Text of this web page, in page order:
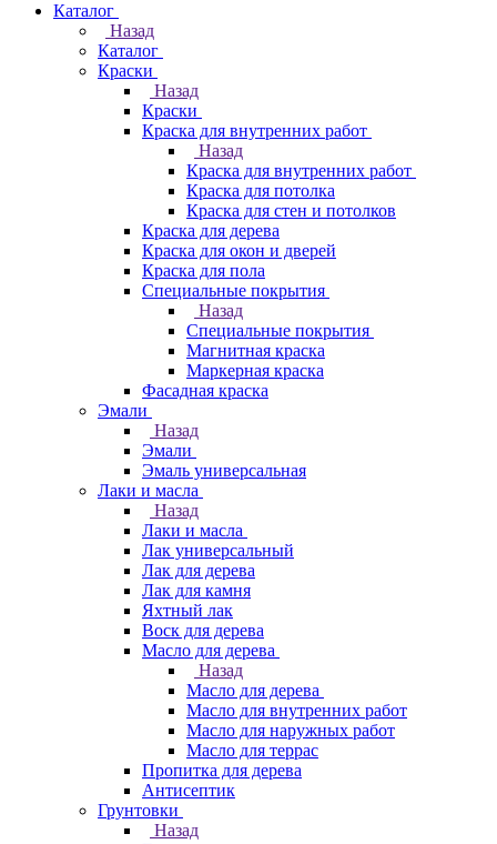
Каталог
Назад
Каталог
Краски
Назад
Краски
Краска для внутренних работ
Назад
Краска для внутренних работ
Краска для потолка
Краска для стен и потолков
Краска для дерева
Краска для окон и дверей
Краска для пола
Специальные покрытия
Назад
Специальные покрытия
Магнитная краска
Маркерная краска
Фасадная краска
Эмали
Назад
Эмали
Эмаль универсальная
Лаки и масла
Назад
Лаки и масла
Лак универсальный
Лак для дерева
Лак для камня
Яхтный лак
Воск для дерева
Масло для дерева
Назад
Масло для дерева
Масло для внутренних работ
Масло для наружных работ
Масло для террас
Пропитка для дерева
Антисептик
Грунтовки
Назад